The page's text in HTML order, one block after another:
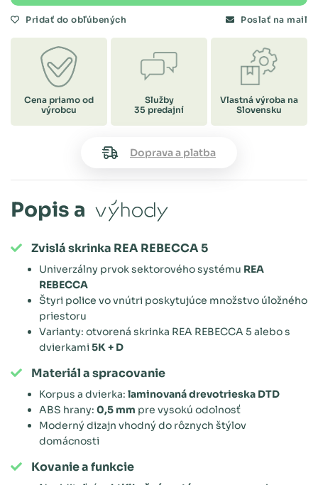
Pridať do obľúbených Poslať na mail
Cena priamo od
výrobcu
Služby
35 predajní
Vlastná výroba na
Slovensku
Doprava a platba
Popis a výhody
Zvislá skrinka REA REBECCA 5
Univerzálny prvok sektorového systému REA
REBECCA
Štyri police vo vnútri poskytujúce množstvo úložného
priestoru
Varianty: otvorená skrinka REA REBECCA 5 alebo s
dvierkami 5K + D
Materiál a spracovanie
Korpus a dvierka: laminovaná drevotrieska DTD
ABS hrany: 0,5 mm pre vysokú odolnosť
Moderný dizajn vhodný do rôznych štýlov
domácnosti
Kovanie a funkcie